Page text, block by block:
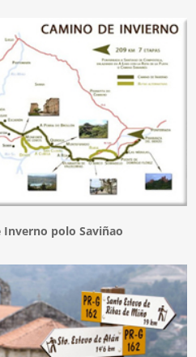
Inverno polo Saviñao